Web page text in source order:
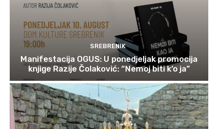
SREBRENIK
Manifestacija OGUS: U ponedjeljak promocija
knjige Razije Čolaković: “Nemoj biti k’o ja”